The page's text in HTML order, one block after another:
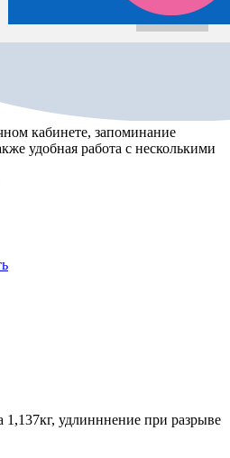
кабинете, запоминание
удобная работа с несколькими
1,137кг, удлинннение при разрыве